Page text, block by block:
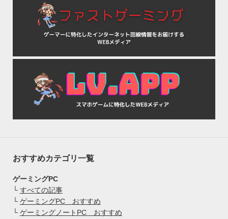
おすすめカテゴリ一覧
ゲーミングPC
└ すべての記事
└ ゲーミングPC おすすめ
└ ゲーミングノートPC おすすめ